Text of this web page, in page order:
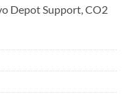
Depot Support, CO2